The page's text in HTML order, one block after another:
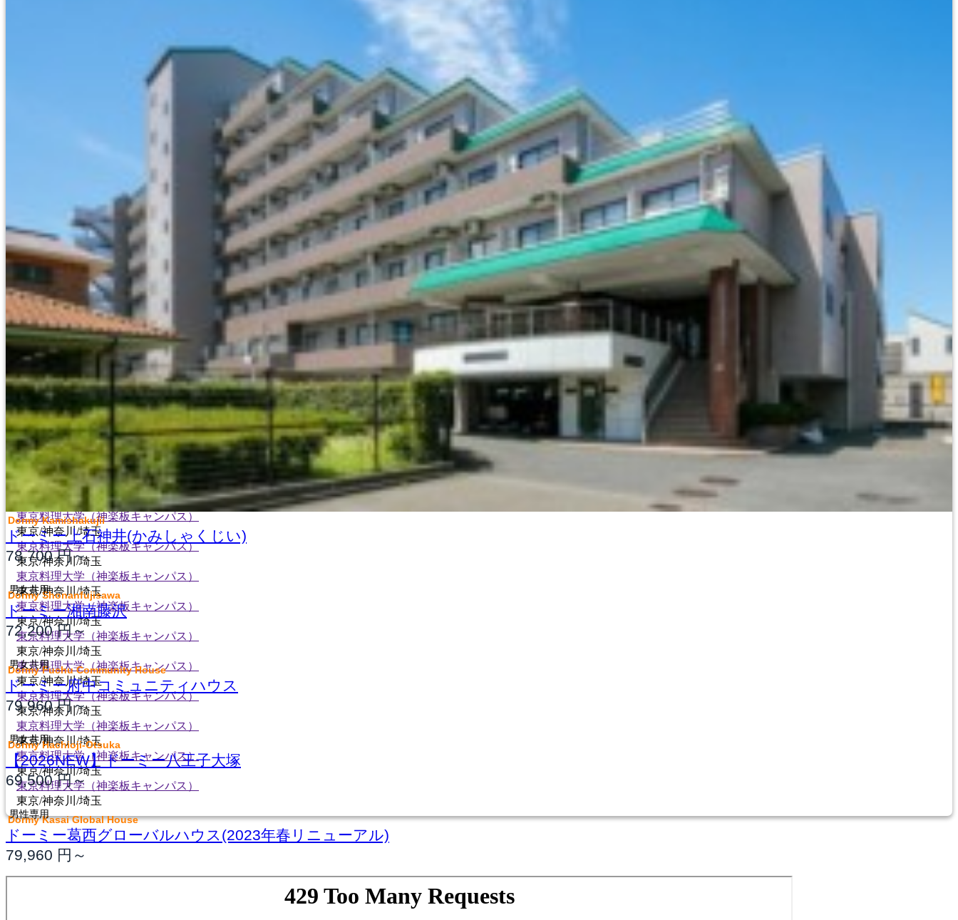
UTSUNOMIYA
名古屋/甲府/新潟/金沢
NAGOYA/KOFU
NIIGATA/KANAZAWA
名古屋/千種/東山/日進/長久手
NAGOYA/CHIKUSA/HIGASHIYAMA/NISSIN/NAGAKUTE
甲府
KOFU
新潟
NIIGATA
金沢
KANAZAWA
大阪/京都/神戸/奈良
OSAKA/KYOTO
京都/伏見/山科
KYOTO/FUSHIMI/YAMASHINA
大阪/豊中/吹田/東大阪/堺/奈良
OSAKA/TOYONAKA/SUITA/HIGASHIOSAKA/SAKAI/NARA
神戸/六甲/芦屋/西宮
KOBE/ROKKO/ASHIYA/NISHINOMIYA
福岡/熊本/鹿児島/沖縄
FUKUOKA/KUMAMOTO
KAGOSHIMA/OKINAWA
北九州/小倉
KITAKYUSHU/KOKURA
福岡/博多/天神/伊都/大宰府
FUKUOKA/HAKATA/TENJIN/ITO/DAZAIFU
熊本
KUMAMOTO、鹿児島 KAGOSHIMA
広島
HIROSHIMA
広島/広島駅/宇品
HIROSHIMA/HIROSHIMA-EKI/UJINA
東広島/西条
HIGASHIHIROSHIMA/SAIJO
専門学校 日本語学校
東京料理大学（神楽板キャンパス）
東京/神奈川/埼玉
東京料理大学（神楽板キャンパス）
東京/神奈川/埼玉
東京料理大学（神楽板キャンパス）
東京/神奈川/埼玉
東京料理大学（神楽板キャンパス）
東京/神奈川/埼玉
東京料理大学（神楽板キャンパス）
東京/神奈川/埼玉
東京料理大学（神楽板キャンパス）
東京/神奈川/埼玉
東京料理大学（神楽板キャンパス）
東京/神奈川/埼玉
東京料理大学（神楽板キャンパス）
東京/神奈川/埼玉
東京料理大学（神楽板キャンパス）
東京/神奈川/埼玉
東京料理大学（神楽板キャンパス）
東京/神奈川/埼玉
Dormy Kamishakujii
ドーミー上石神井(かみしゃくじい)
78,700円～
男女共用
Dormy Shonanfujisawa
ドーミー湘南藤沢
72,200円～
男女共用
Dormy Fuchu Community House
ドーミー府中コミュニティハウス
79,960円～
男女共用
Dormy Hachioji-Otsuka
【2026NEW】ドーミー八王子大塚
69,500円～
男性専用
Dormy Kasai Global House
ドーミー葛西グローバルハウス(2023年春リニューアル)
79,960 円～